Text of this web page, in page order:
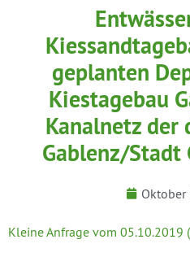
geplanten
Kiestagebau
Kanalnetz der
Gablenz/Stadt
Oktober
Kleine Anfrage vom 05.10.2019